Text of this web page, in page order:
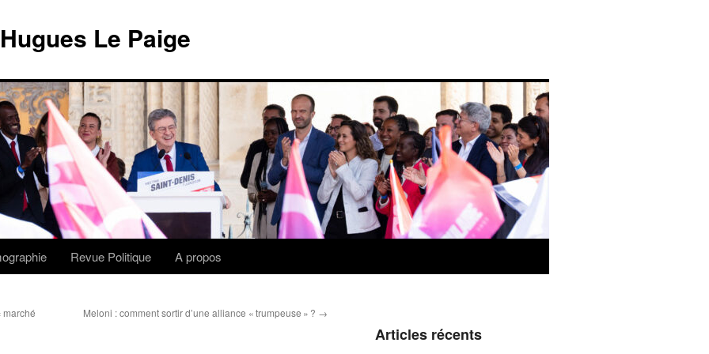
Le Paige
Revue Politique A propos
marché
Meloni : comment sortir d’une alliance « trumpeuse » ? →
Articles récents